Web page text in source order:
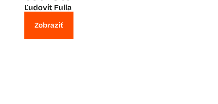
Ľudovít Fulla
Zobraziť